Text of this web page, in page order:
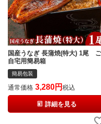
国産うなぎ 長蒲焼(特大) 1尾 ご
自宅用簡易箱
簡易包装
通常価格 3,280 税込
詳細を見る